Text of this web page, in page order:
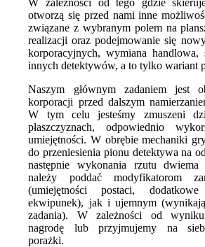
otworzą się przed nami inne
związane z wybranym polem na
realizacji oraz podejmowanie się
korporacyjnych, wymiana handlowa,
innych detektywów, a to tylko wariant
Naszym głównym zadaniem jest
korporacji przed dalszym
W tym celu jesteśmy zmuszeni
płaszczyznach, odpowiednio
umiejętności. W obrębie mechaniki
do przeniesienia pionu detektywa na
następnie wykonania rzutu
należy poddać modyfikatorom
(umiejętności postaci,
ekwipunek), jak i ujemnym
zadania). W zależności od
nagrodę lub przyjmujemy na
porażki.